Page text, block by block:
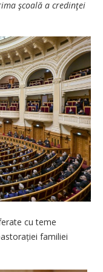
şcoală a credinţei
cu teme
familiei